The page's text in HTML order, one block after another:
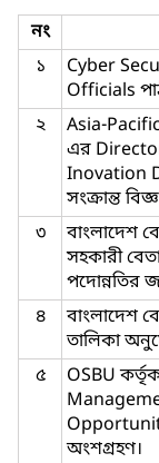
নং
১
Cyber
Officials
২
Asia-
এর
Inovation
সংক্রান্ত
৩
বাংলাদেশ
সহকারী
পদোন্নতির
৪
বাংলাদেশ
তালিকা
৫
OSBU
অংশগ্রহণ।